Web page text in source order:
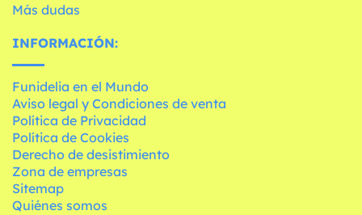
Más dudas
INFORMACIÓN:
Funidelia en el Mundo
Aviso legal y Condiciones de venta
Política de Privacidad
Política de Cookies
Derecho de desistimiento
Zona de empresas
Sitemap
Quiénes somos